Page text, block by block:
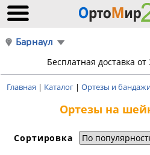
Барнаул
Бесплатная доставка от
Главная | Каталог | Ортезы и
Ортезы на
Сортировка